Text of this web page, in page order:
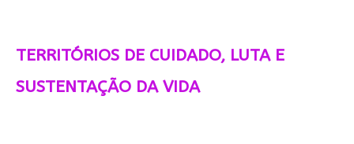
TERRITÓRIOS DE CUIDADO, LUTA E
SUSTENTAÇÃO DA VIDA